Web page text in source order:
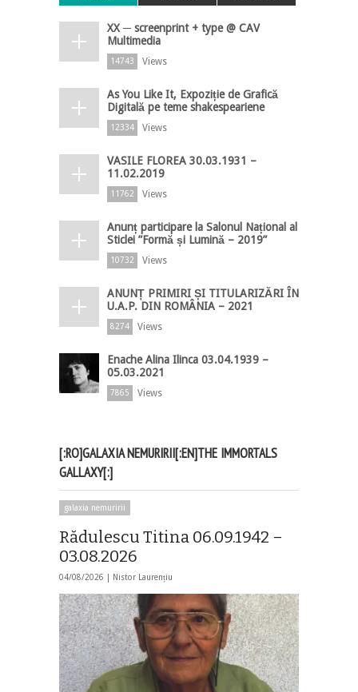
XX ─ screenprint + type @ CAV
Multimedia
14743 Views
As You Like It, Expoziție de Grafică
Digitală pe teme shakespeariene
12334 Views
VASILE FLOREA 30.03.1931 –
11.02.2019
11762 Views
Anunț participare la Salonul Național al
Sticlei ”Formă și Lumină – 2019”
10732 Views
ANUNȚ PRIMIRI ȘI TITULARIZĂRI ÎN
U.A.P. DIN ROMÂNIA – 2021
8274 Views
Enache Alina Ilinca 03.04.1939 –
05.03.2021
7865 Views
[:RO]GALAXIA NEMURIRII[:EN]THE IMMORTALS
GALLAXY[:]
galaxia nemuririi
Rădulescu Titina 06.09.1942 –
03.08.2026
04/08/2026 | Nistor Laurențiu